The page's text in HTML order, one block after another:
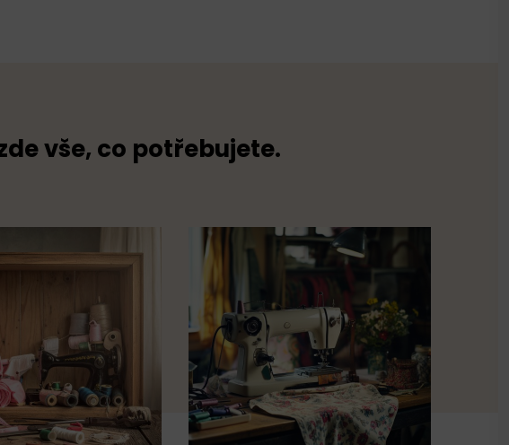
vše, co potřebujete.